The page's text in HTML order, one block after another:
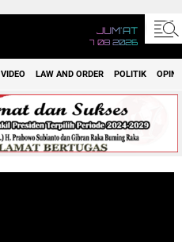
JUM'AT
7 08 2026
VIDEO LAW AND ORDER POLITIK OPINI